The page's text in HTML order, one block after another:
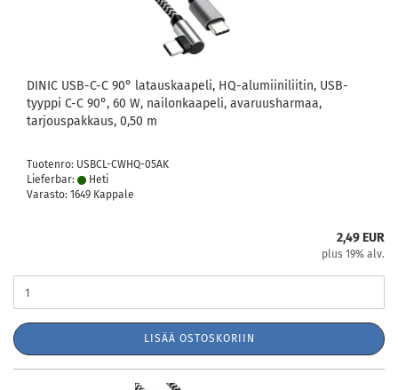
DINIC USB-C-C 90° latauskaapeli, HQ-alumiiniliitin, USB-
tyyppi C-C 90°, 60 W, nailonkaapeli, avaruusharmaa,
tarjouspakkaus, 0,50 m
Tuotenro: USBCL-CWHQ-05AK
Lieferbar:
Heti
Varasto: 1649 Kappale
2,49 EUR
plus 19% alv.
LISÄÄ OSTOSKORIIN